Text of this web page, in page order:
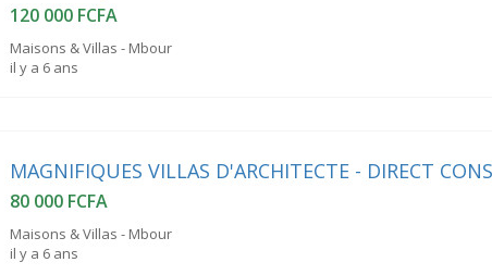
120 000 FCFA
Maisons & Villas - Mbour
il y a 6 ans
MAGNIFIQUES VILLAS D'ARCHITECTE - DIRECT
80 000 FCFA
Maisons & Villas - Mbour
il y a 6 ans